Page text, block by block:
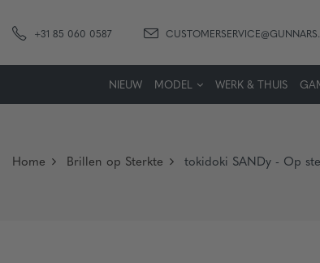
+31 85 060 0587
NIEUW MODEL WERK & THUIS
Home Brillen op Sterkte tokidoki SANDy - Op